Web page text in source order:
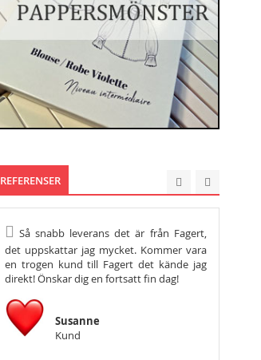
REFERENSER
Så snabb leverans det är från Fagert,
det uppskattar jag mycket. Kommer vara
en trogen kund till Fagert det kände jag
direkt! Önskar dig en fortsatt fin dag!
Susanne
Kund
tacka så
önska er